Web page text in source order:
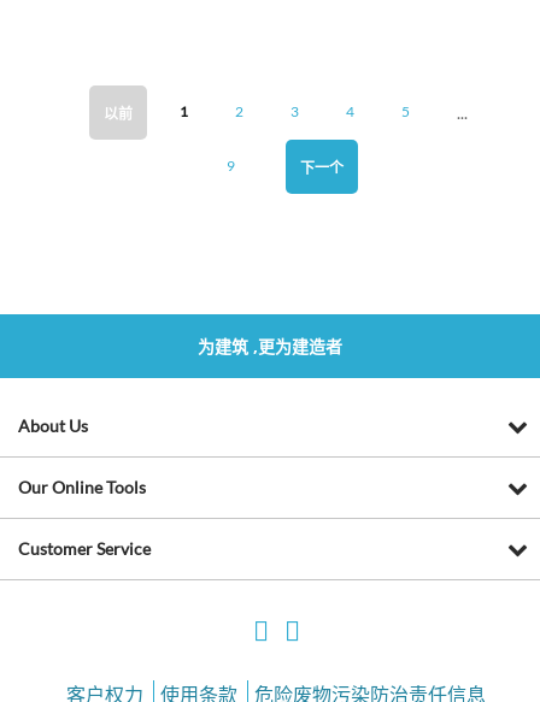
以前 1 2 3 4 5 ...
9 下一个
为建筑 ,更为建造者
About Us
Our Online Tools
Customer Service
客户权力 使用条款 危险废物污染防治责任信息